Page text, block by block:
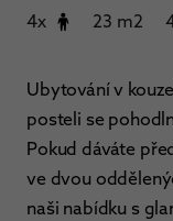
4x 23 m2
Ubytování v
posteli se
Pokud dáváte
ve dvou
naši nabídku s